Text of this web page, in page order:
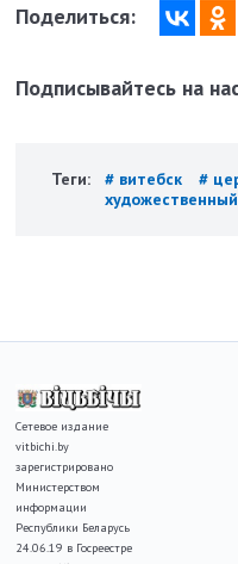
Поделиться:
Подписывайтесь на
Теги: # витебск #
Сетевое издание
vitbichi.by
зарегистрировано
Министерством
информации
Республики Беларусь
24.06.19 в Госреестре